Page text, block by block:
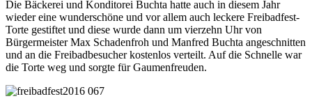
Die Bäckerei und Konditorei Buchta hatte auch in diesem Jahr
wieder eine wunderschöne und vor allem auch leckere Freibadfest-
Torte gestiftet und diese wurde dann um vierzehn Uhr von
Bürgermeister Max Schadenfroh und Manfred Buchta angeschnitten
und an die Freibadbesucher kostenlos verteilt. Auf die Schnelle war
die Torte weg und sorgte für Gaumenfreuden.